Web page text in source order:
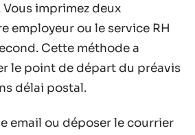
imprimez deux
employeur ou le service RH
Cette méthode a
le point de départ du préavis
délai postal.
email ou déposer le courrier